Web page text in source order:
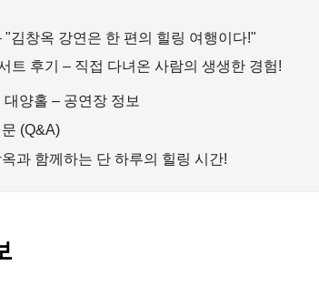
"김창옥 강연은 한 편의 힐링 여행이다!"
트 후기 – 직접 다녀온 사람의 생생한 경험!
대양홀 – 공연장 정보
문 (Q&A)
과 함께하는 단 하루의 힐링 시간!